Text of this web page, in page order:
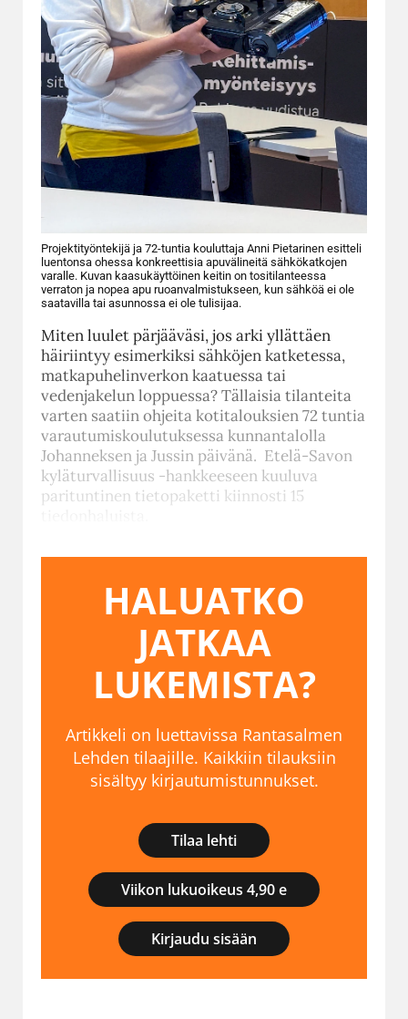
Projektityöntekijä ja 72-tuntia kouluttaja Anni Pietarinen esitteli
luentonsa ohessa konkreettisia apuvälineitä sähkökatkojen
varalle. Kuvan kaasukäyttöinen keitin on tositilanteessa
verraton ja nopea apu ruoanvalmistukseen, kun sähköä ei ole
saatavilla tai asunnossa ei ole tulisijaa.
Miten luulet pärjääväsi, jos arki yllättäen
häiriintyy esimerkiksi sähköjen katketessa,
matkapuhelinverkon kaatuessa tai
vedenjakelun loppuessa? Tällaisia tilanteita
varten saatiin ohjeita kotitalouksien 72 tuntia
varautumiskoulutuksessa kunnantalolla
Johanneksen ja Jussin päivänä. Etelä-Savon
kyläturvallisuus -hankkeeseen kuuluva
parituntinen tietopaketti kiinnosti 15
HALUATKO
JATKAA
LUKEMISTA?
Artikkeli on luettavissa Rantasalmen
Lehden tilaajille. Kaikkiin tilauksiin
sisältyy kirjautumistunnukset.
Tilaa lehti
Viikon lukuoikeus 4,90 e
Kirjaudu sisään